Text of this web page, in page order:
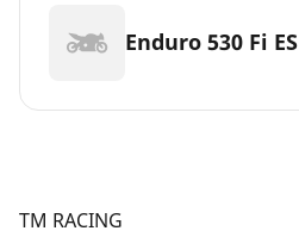
Enduro 530 Fi ES
TM RACING